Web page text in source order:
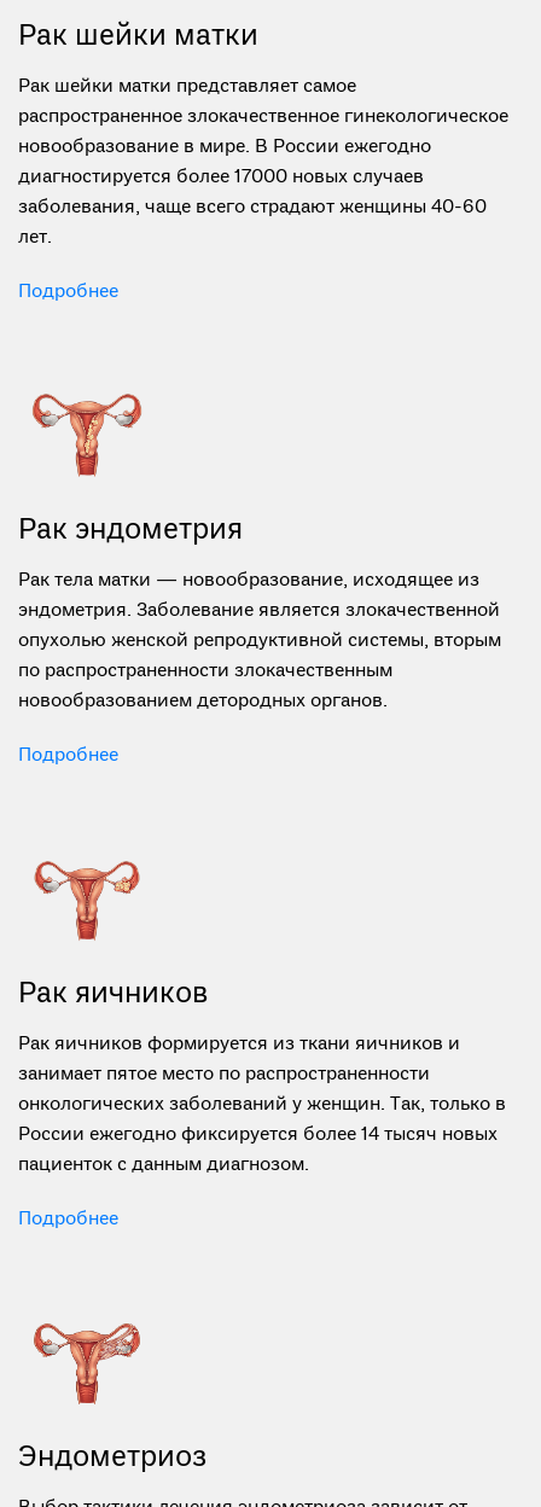
Рак шейки матки
Рак шейки матки представляет самое
распространенное злокачественное гинекологическое
новообразование в мире. В России ежегодно
диагностируется более 17000 новых случаев
заболевания, чаще всего страдают женщины 40-60
лет.
Подробнее
Рак эндометрия
Рак тела матки — новообразование, исходящее из
эндометрия. Заболевание является злокачественной
опухолью женской репродуктивной системы, вторым
по распространенности злокачественным
новообразованием детородных органов.
Подробнее
Рак яичников
Рак яичников формируется из ткани яичников и
занимает пятое место по распространенности
онкологических заболеваний у женщин. Так, только в
России ежегодно фиксируется более 14 тысяч новых
пациенток с данным диагнозом.
Подробнее
Эндометриоз